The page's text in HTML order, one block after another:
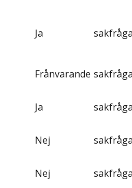
Ja
Frånvarande
Ja
Nej
Nej